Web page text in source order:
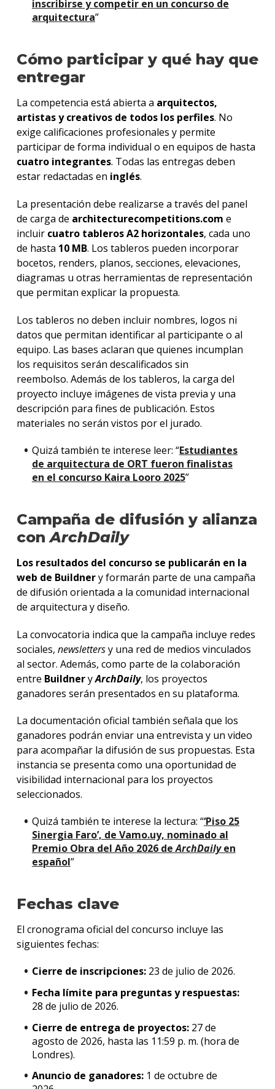
inscribirse y competir en un concurso de
arquitectura”
Cómo participar y qué hay que
entregar
La competencia está abierta a arquitectos,
artistas y creativos de todos los perfiles. No
exige calificaciones profesionales y permite
participar de forma individual o en equipos de hasta
cuatro integrantes. Todas las entregas deben
estar redactadas en inglés.
La presentación debe realizarse a través del panel
de carga de architecturecompetitions.com e
incluir cuatro tableros A2 horizontales, cada uno
de hasta 10 MB. Los tableros pueden incorporar
bocetos, renders, planos, secciones, elevaciones,
diagramas u otras herramientas de representación
que permitan explicar la propuesta.
Los tableros no deben incluir nombres, logos ni
datos que permitan identificar al participante o al
equipo. Las bases aclaran que quienes incumplan
los requisitos serán descalificados sin
reembolso. Además de los tableros, la carga del
proyecto incluye imágenes de vista previa y una
descripción para fines de publicación. Estos
materiales no serán vistos por el jurado.
Quizá también te interese leer: “Estudiantes
de arquitectura de ORT fueron finalistas
en el concurso Kaira Looro 2025”
Campaña de difusión y alianza
conArchDaily
Los resultados del concurso se publicarán en la
web de Buildnery formarán parte de una campaña
de difusión orientada a la comunidad internacional
de arquitectura y diseño.
La convocatoria indica que la campaña incluye redes
sociales, newslettersy una red de medios vinculados
al sector. Además, como parte de la colaboración
entre BuildneryArchDaily, los proyectos
ganadores serán presentados en su plataforma.
La documentación oficial también señala que los
ganadores podrán enviar una entrevista y un video
para acompañar la difusión de sus propuestas. Esta
instancia se presenta como una oportunidad de
visibilidad internacional para los proyectos
seleccionados.
Quizá también te interese la lectura: “‘Piso 25
Sinergia Faro’, de Vamo.uy, nominado al
Premio Obra del Año 2026 deArchDailyen
español”
Fechas clave
El cronograma oficial del concurso incluye las
siguientes fechas:
Cierre de inscripciones:23 de julio de 2026.
Fecha límite para preguntas y respuestas:
28 de julio de 2026.
Cierre de entrega de proyectos:27 de
agosto de 2026, hasta las 11:59 p. m. (hora de
Londres).
Anuncio de ganadores:1 de octubre de